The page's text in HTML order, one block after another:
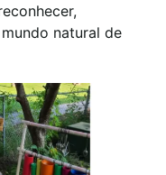
natural de